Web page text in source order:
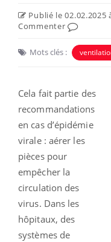
Publié le 02.02.2025
Commenter
Mots clés :
Cela fait partie des
recommandations
en cas d’épidémie
virale : aérer les
pièces pour
empêcher la
circulation des
virus. Dans les
hôpitaux, des
systèmes de